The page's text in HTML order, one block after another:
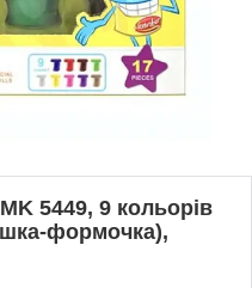
5449, 9 кольорів
формочка),